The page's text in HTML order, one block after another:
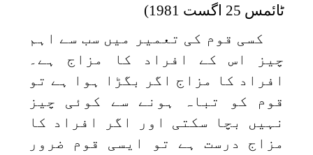
ٹائمس 25 اگست 1981)
کسی قوم کی تعمیر میں سب سے اہم
چیز اس کے افراد کا مزاج ہے۔
افراد کا مزاج اگر بگڑا ہوا ہے تو
قوم کو تباہ ہونے سے کوئی چیز
نہیں بچا سکتی اور اگر افراد کا
مزاج درست ہے تو ایسی قوم ضرور